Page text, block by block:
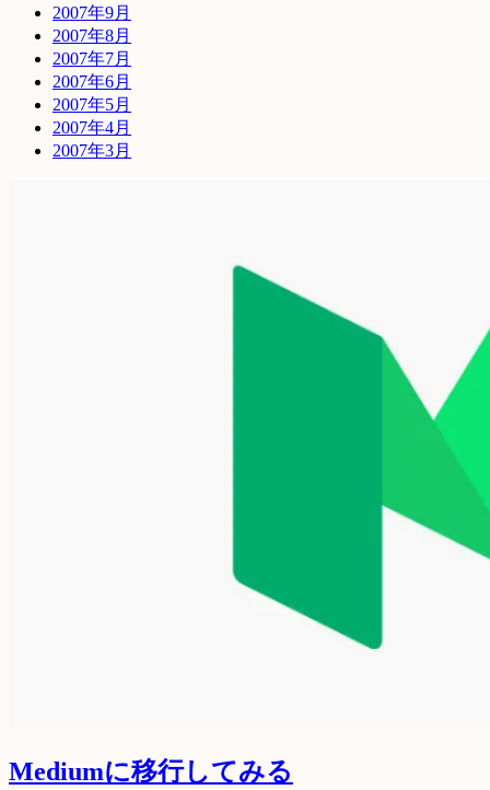
2007年9月
2007年8月
2007年7月
2007年6月
2007年5月
2007年4月
2007年3月
Mediumに移行してみる